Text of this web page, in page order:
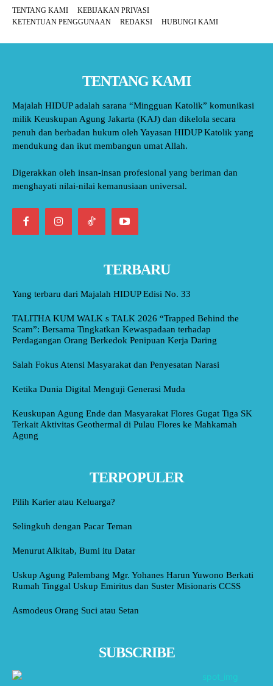
TENTANG KAMI
KEBIJAKAN PRIVASI
KETENTUAN PENGGUNAAN
REDAKSI HUBUNGI KAMI
TENTANG KAMI
Majalah HIDUP adalah sarana “Mingguan Katolik” komunikasi
milik Keuskupan Agung Jakarta (KAJ) dan dikelola secara
penuh dan berbadan hukum oleh Yayasan HIDUP Katolik yang
mendukung dan ikut membangun umat Allah.
Digerakkan oleh insan-insan profesional yang beriman dan
menghayati nilai-nilai kemanusiaan universal.
TERBARU
Yang terbaru dari Majalah HIDUP Edisi No. 33
TALITHA KUM WALK s TALK 2026 “Trapped Behind the
Scam”: Bersama Tingkatkan Kewaspadaan terhadap
Perdagangan Orang Berkedok Penipuan Kerja Daring
Salah Fokus Atensi Masyarakat dan Penyesatan Narasi
Ketika Dunia Digital Menguji Generasi Muda
Keuskupan Agung Ende dan Masyarakat Flores Gugat Tiga SK
Terkait Aktivitas Geothermal di Pulau Flores ke Mahkamah
Agung
TERPOPULER
Pilih Karier atau Keluarga?
Selingkuh dengan Pacar Teman
Menurut Alkitab, Bumi itu Datar
Uskup Agung Palembang Mgr. Yohanes Harun Yuwono Berkati
Rumah Tinggal Uskup Emiritus dan Suster Misionaris CCSS
Asmodeus Orang Suci atau Setan
SUBSCRIBE